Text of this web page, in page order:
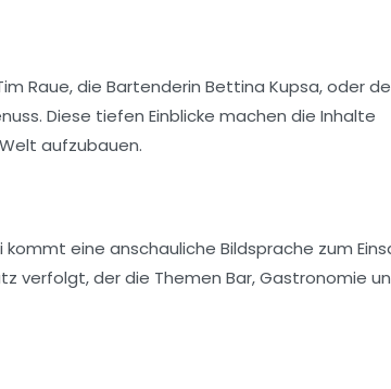
Raue, die Bartenderin Bettina Kupsa, oder
Diese tiefen Einblicke machen die Inhalte
aufzubauen.
kommt eine anschauliche Bildsprache zum
verfolgt, der die Themen Bar, Gastronomie